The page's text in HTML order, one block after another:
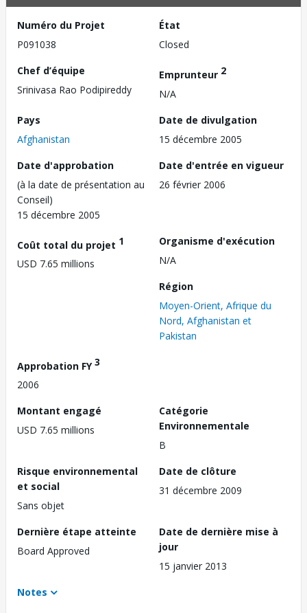
Numéro du Projet
P091038
État
Closed
Chef d’équipe
Srinivasa Rao Podipireddy
Emprunteur 2
N/A
Pays
Afghanistan
Date de divulgation
15 décembre 2005
Date d'approbation
(à la date de présentation au
Conseil)
15 décembre 2005
Date d'entrée en vigueur
26 février 2006
Coût total du projet 1
USD 7.65 millions
Organisme d'exécution
N/A
Région
Moyen-Orient, Afrique du
Nord, Afghanistan et
Pakistan
Approbation FY3
2006
Montant engagé
USD 7.65 millions
Catégorie
Environnementale
B
Risque environnemental
et social
Sans objet
Date de clôture
31 décembre 2009
Dernière étape atteinte
Board Approved
Date de dernière mise à
jour
15 janvier 2013
Notes